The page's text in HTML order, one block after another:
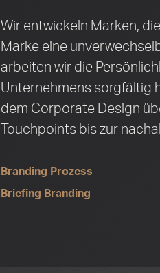
Wir entwickeln Marken,
Marke eine
arbeiten wir die
Unternehmens sorgfältig
dem Corporate Design
Touchpoints bis zur
Branding Prozess
Briefing Branding